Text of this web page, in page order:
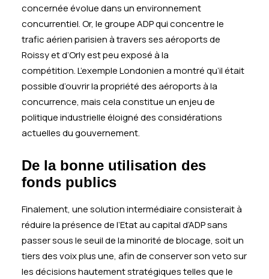
concernée évolue dans un environnement
concurrentiel. Or, le groupe ADP qui concentre le
trafic aérien parisien à travers ses aéroports de
Roissy et d’Orly est peu exposé à la
compétition. L’exemple Londonien a montré qu’il était
possible d’ouvrir la propriété des aéroports à la
concurrence, mais cela constitue un enjeu de
politique industrielle éloigné des considérations
actuelles du gouvernement.
De la bonne utilisation des
fonds publics
Finalement, une solution intermédiaire consisterait à
réduire la présence de l’Etat au capital d’ADP sans
passer sous le seuil de la minorité de blocage, soit un
tiers des voix plus une, afin de conserver son veto sur
les décisions hautement stratégiques telles que le